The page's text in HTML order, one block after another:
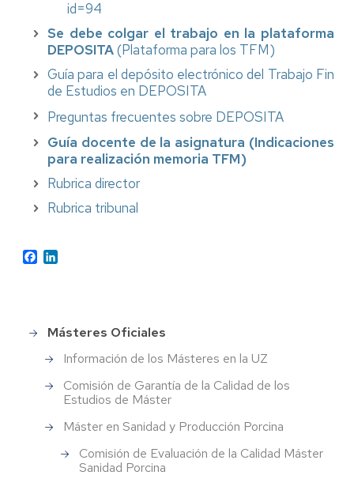
id=94
Se debe colgar el trabajo en la plataforma
DEPOSITA(Plataforma para los TFM)
Guía para el depósito electrónico del Trabajo Fin
de Estudios en DEPOSITA
Preguntas frecuentes sobre DEPOSITA
Guía docente de la asignatura (Indicaciones
para realización memoria TFM)
Rubrica director
Rubrica tribunal
Facebook
Estudios
de
Posgrado
Másteres Oficiales
Información de los Másteres en la UZ
Comisión de Garantía de la Calidad de los
Estudios de Máster
Máster en Sanidad y Producción Porcina
Comisión de Evaluación de la Calidad Máster
Sanidad Porcina